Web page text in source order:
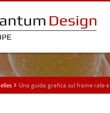
Una guida grafica sul frame rate